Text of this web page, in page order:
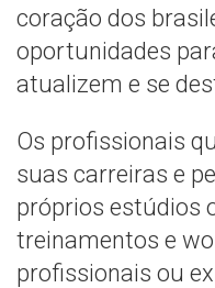
coração dos
oportunidades
atualizem e se
Os profissionais
suas carreiras e
próprios estúdios
treinamentos e
profissionais ou